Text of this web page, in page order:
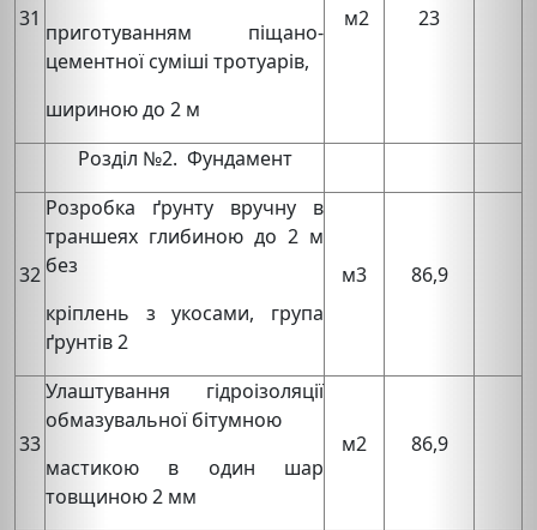
31
приготуванням піщано-
цементної суміші тротуарів,
шириною до 2 м
м2 23
Розділ №2. Фундамент
32
Розробка ґрунту вручну в
траншеях глибиною до 2 м
без
кріплень з укосами, група
ґрунтів 2
м3 86,9
33
Улаштування гідроізоляції
обмазувальної бітумною
мастикою в один шар
товщиною 2 мм
м2 86,9